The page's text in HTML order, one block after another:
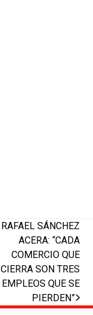
next
post:
RAFAEL SÁNCHEZ
ACERA: “CADA
COMERCIO QUE
CIERRA SON TRES
EMPLEOS QUE SE
PIERDEN”